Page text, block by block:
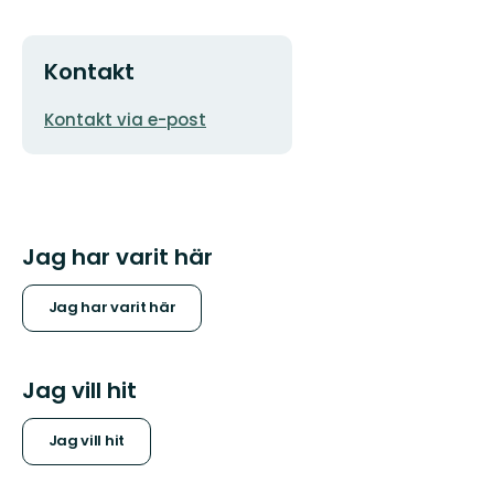
Kontakt
E-
Kontakt via e-post
Jag har varit här
Jag har varit här
Jag vill hit
Jag vill hit